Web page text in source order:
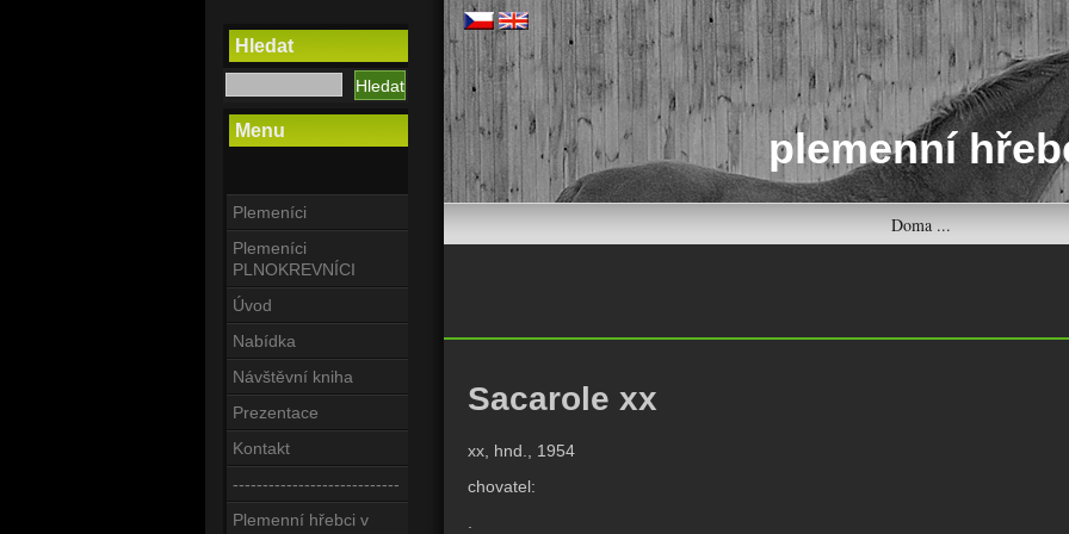
plemenní
Doma ...
Hledat
Menu
Plemeníci
Plemeníci
PLNOKREVNÍCI
Úvod
Nabídka
Návštěvní kniha
Prezentace
Kontakt
----------------------------
Plemenní hřebci v
Sacarole xx
xx, hnd., 1954
chovatel: